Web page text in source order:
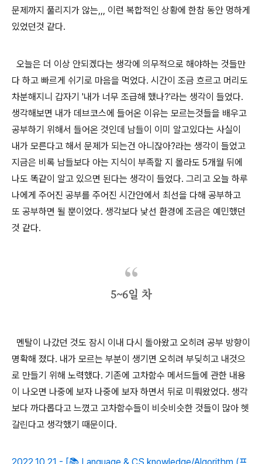
문제까지 풀리지가 않는,,, 이런 복합적인 상황에 한참 동안 멍하게
있었던것 같다.
오늘은 더 이상 안되겠다는 생각에 의무적으로 해야하는 것들만
다 하고 빠르게 쉬기로 마음을 먹었다. 시간이 조금 흐르고 머리도
차분해지니 갑자기 '내가 너무 조급해 했나?'라는 생각이 들었다.
생각해보면 내가 데브코스에 들어온 이유는 모르는것들을 배우고
공부하기 위해서 들어온 것인데 남들이 이미 알고있다는 사실이
내가 모른다고 해서 문제가 되는건 아니잖아?라는 생각이 들었고
지금은 비록 남들보다 아는 지식이 부족할 지 몰라도 5개월 뒤에
나도 똑같이 알고 있으면 된다는 생각이 들었다. 그리고 오늘 하루
나에게 주어진 공부를 주어진 시간안에서 최선을 다해 공부하고
또 공부하면 될 뿐이었다. 생각보다 낯선 환경에 조금은 예민했던
것 같다.
5~6일 차
멘탈이 나갔던 것도 잠시 이내 다시 돌아왔고 오히려 공부 방향이
명확해 졌다. 내가 모르는 부분이 생기면 오히려 부딪히고 내것으
로 만들기 위해 노력했다. 기존에 고차함수 메서드들에 관한 내용
이 나오면 나중에 보자 나중에 보자 하면서 뒤로 미뤄왔었다. 생각
보다 까다롭다고 느꼈고 고차함수들이 비슷비슷한 것들이 많아 헷
갈린다고 생각했기 때문이다.